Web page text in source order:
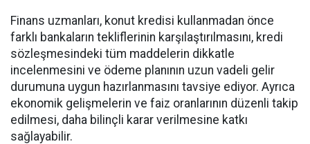
Finans uzmanları, konut kredisi kullanmadan önce
farklı bankaların tekliflerinin karşılaştırılmasını, kredi
sözleşmesindeki tüm maddelerin dikkatle
incelenmesini ve ödeme planının uzun vadeli gelir
durumuna uygun hazırlanmasını tavsiye ediyor. Ayrıca
ekonomik gelişmelerin ve faiz oranlarının düzenli takip
edilmesi, daha bilinçli karar verilmesine katkı
sağlayabilir.